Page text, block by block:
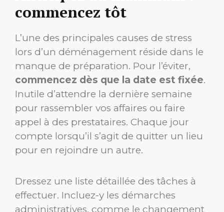
commencez tôt
L’une des principales causes de stress
lors d’un déménagement réside dans le
manque de préparation. Pour l’éviter,
commencez dès que la date est fixée.
Inutile d’attendre la dernière semaine
pour rassembler vos affaires ou faire
appel à des prestataires. Chaque jour
compte lorsqu’il s’agit de quitter un lieu
pour en rejoindre un autre.
Dressez une liste détaillée des tâches à
effectuer. Incluez-y les démarches
administratives, comme le changement